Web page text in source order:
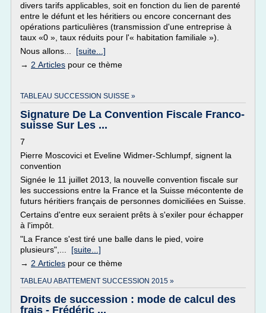
divers tarifs applicables, soit en fonction du lien de parenté
entre le défunt et les héritiers ou encore concernant des
opérations particulières (transmission d'une entreprise à
taux «0 », taux réduits pour l'« habitation familiale »).
Nous allons... [suite...]
→ 2 Articles pour ce thème
TABLEAU SUCCESSION SUISSE »
Signature De La Convention Fiscale Franco-
suisse Sur Les ...
7
Pierre Moscovici et Eveline Widmer-Schlumpf, signent la
convention
Signée le 11 juillet 2013, la nouvelle convention fiscale sur
les successions entre la France et la Suisse mécontente de
futurs héritiers français de personnes domiciliées en Suisse.
Certains d'entre eux seraient prêts à s'exiler pour échapper
à l'impôt.
"La France s'est tiré une balle dans le pied, voire
plusieurs",... [suite...]
→ 2 Articles pour ce thème
TABLEAU ABATTEMENT SUCCESSION 2015 »
Droits de succession : mode de calcul des
frais - Frédéric ...